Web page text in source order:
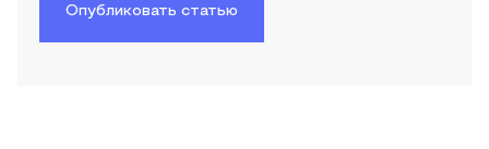
Опубликовать статью